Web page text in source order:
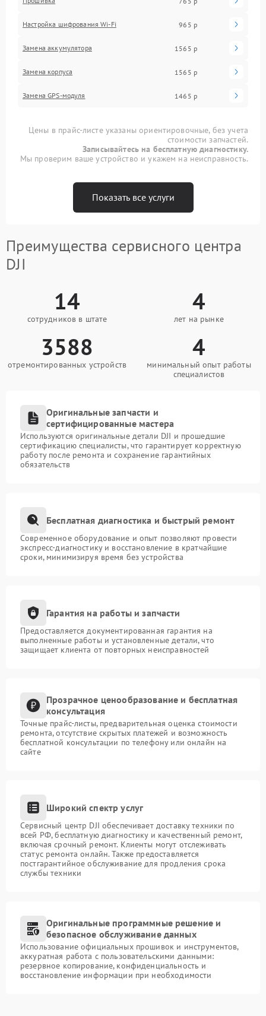
Настройка шифрования Wi-Fi 965 р
Замена аккумулятора 1565 р
Замена корпуса 1565 р
Замена GPS-модуля 1465 р
Цены в прайс-листе указаны ориентировочные, без учета
стоимости запчастей.
Записывайтесь на бесплатную диагностику.
Мы проверим ваше устройство и укажем на неисправность.
Показать все услуги
Преимущества сервисного центра
DJI
14
сотрудников в штате
4
лет на рынке
3588
отремонтированных устройств
4
минимальный опыт работы
специалистов
Оригинальные запчасти и
сертифицированные мастера
Используются оригинальные детали DJI и прошедшие
сертификацию специалисты, что гарантирует корректную
работу после ремонта и сохранение гарантийных
обязательств
Бесплатная диагностика и быстрый ремонт
Современное оборудование и опыт позволяют провести
экспресс-диагностику и восстановление в кратчайшие
сроки, минимизируя время без устройства
Гарантия на работы и запчасти
Предоставляется документированная гарантия на
выполненные работы и установленные детали, что
защищает клиента от повторных неисправностей
Прозрачное ценообразование и бесплатная
консультация
Точные прайс-листы, предварительная оценка стоимости
ремонта, отсутствие скрытых платежей и возможность
бесплатной консультации по телефону или онлайн на
сайте
Широкий спектр услуг
Сервисный центр DJI обеспечивает доставку техники по
всей РФ, бесплатную диагностику и качественный ремонт,
включая срочный ремонт. Клиенты могут отслеживать
статус ремонта онлайн. Также предоставляется
постгарантийное обслуживание для продления срока
службы техники
Оригинальные программные решение и
безопасное обслуживание данных
Использование официальных прошивок и инструментов,
аккуратная работа с пользовательскими данными:
резервное копирование, конфиденциальность и
восстановление информации при необходимости